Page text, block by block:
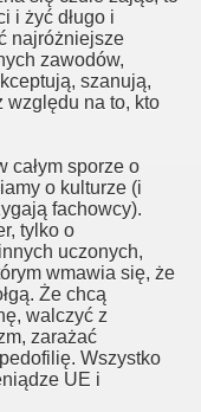
i żyć długo i
najróżniejsze
zawodów,
szanują,
względu na to, kto
całym sporze o
o kulturze (i
fachowcy).
tylko o
uczonych,
wmawia się, że
Że chcą
walczyć z
zarażać
Wszystko
UE i